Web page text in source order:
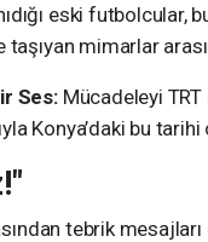
eski futbolcular,
mimarlar
Ses:Mücadeleyi TRT
Konya’daki bu
tebrik